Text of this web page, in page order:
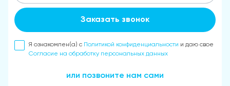
Заказать звонок
Я ознакомлен(а) с Политикой конфиденциальности и даю свое
Согласие на обработку персональных данных
или позвоните нам сами